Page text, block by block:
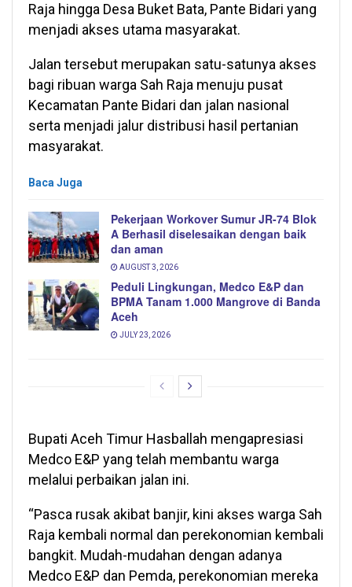
Raja hingga Desa Buket Bata, Pante Bidari yang
menjadi akses utama masyarakat.
Jalan tersebut merupakan satu-satunya akses
bagi ribuan warga Sah Raja menuju pusat
Kecamatan Pante Bidari dan jalan nasional
serta menjadi jalur distribusi hasil pertanian
masyarakat.
Baca Juga
Pekerjaan Workover Sumur JR-74 Blok
A Berhasil diselesaikan dengan baik
dan aman
AUGUST 3, 2026
Peduli Lingkungan, Medco E&P dan
BPMA Tanam 1.000 Mangrove di Banda
Aceh
JULY 23, 2026
Bupati Aceh Timur Hasballah mengapresiasi
Medco E&P yang telah membantu warga
melalui perbaikan jalan ini.
“Pasca rusak akibat banjir, kini akses warga Sah
Raja kembali normal dan perekonomian kembali
bangkit. Mudah-mudahan dengan adanya
Medco E&P dan Pemda, perekonomian mereka